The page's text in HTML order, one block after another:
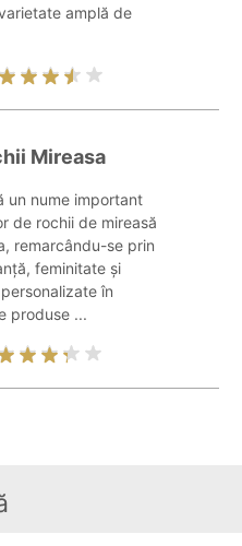
amplă de
Mireasa
un nume important
de rochii de mireasă
remarcându-se prin
feminitate și
în
produse ...